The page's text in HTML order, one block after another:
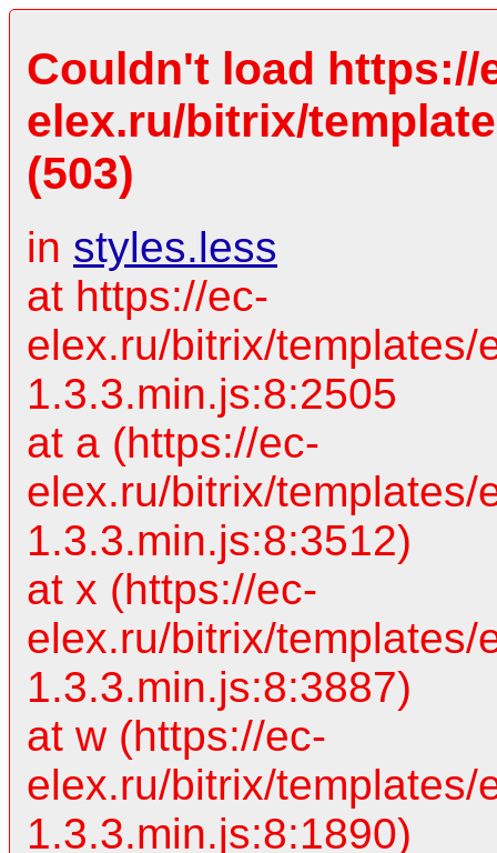
Couldn't load https://
elex.ru/bitrix/
(503)
in styles.less
at https://ec-
elex.ru/bitrix/
1.3.3.min.js:8:2505
at a (https://ec-
elex.ru/bitrix/
1.3.3.min.js:8:3512)
at x (https://ec-
elex.ru/bitrix/
1.3.3.min.js:8:3887)
at w (https://ec-
elex.ru/bitrix/
1.3.3.min.js:8:1890)